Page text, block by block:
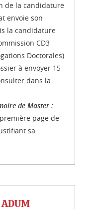
de la candidature
envoie son
la candidature
CD3
Doctorales)
à envoyer 15
dans la
de Master :
page de
sa